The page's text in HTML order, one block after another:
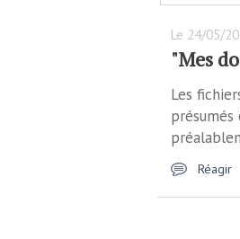
Le 24/05/
"Mes
Les
Réagir